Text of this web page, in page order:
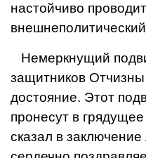
настойчиво
Немеркнущий
защитников
достояние. Этот
пронесут в
сказал в